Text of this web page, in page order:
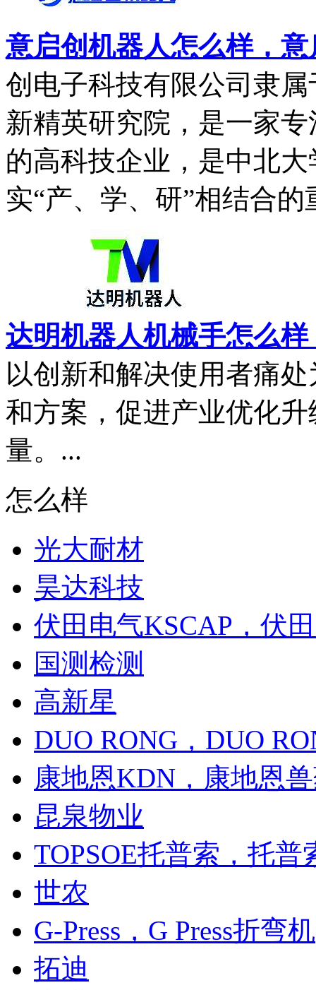
意启创机器人怎么样，
创电子科技有限公司隶
新精英研究院，是一家
的高科技企业，是中北
实“产、学、研”相结合的
达明机器人机械手怎么
以创新和解决使用者痛
和方案，促进产业优化
量。...
怎么样
光大耐材
昊达科技
伏田电气KSCAP，伏
国测检测
高新星
DUO RONG，DUO
康地恩KDN，康地恩
昆泉物业
TOPSOE托普索，托普
世农
G-Press，G Press折弯机
拓迪